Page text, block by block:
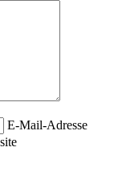
E-Mail-Adresse